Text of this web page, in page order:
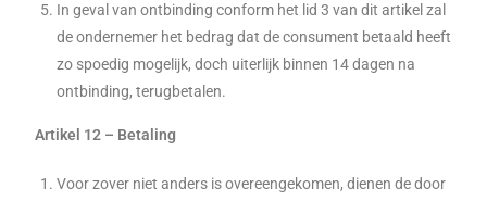
In geval van ontbinding conform het lid 3 van dit artikel zal
de ondernemer het bedrag dat de consument betaald heeft
zo spoedig mogelijk, doch uiterlijk binnen 14 dagen na
ontbinding, terugbetalen.
Artikel 12 – Betaling
Voor zover niet anders is overeengekomen, dienen de door